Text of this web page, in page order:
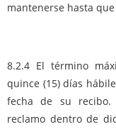
mantenerse hasta
8.2.4 El término
quince (15) días
fecha de su
reclamo dentro de